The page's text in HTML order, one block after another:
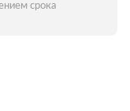
срока